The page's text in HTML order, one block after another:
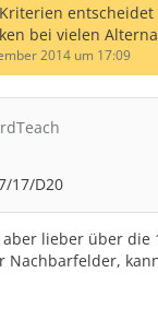
bei vielen
2014 um 17:09
17/D20
lieber über die
Nachbarfelder,